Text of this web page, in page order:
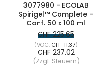
3077980 - ECOLAB
Spirigel™ Complete -
Conf. 50 x 100 ml
CHF 225.65
CHF 11.37
CHF 237.02
(Zzgl. Steuern)